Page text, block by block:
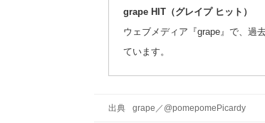
grape HIT（グレイプ ヒット）
ウェブメディア『grape』で、過
ています。
出典 grape ／ @pomepomePicardy